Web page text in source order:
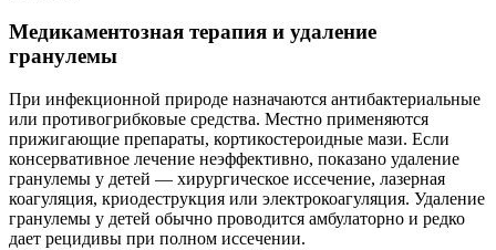
Медикаментозная терапия и удаление
гранулемы
При инфекционной природе назначаются антибактериальные
или противогрибковые средства. Местно применяются
прижигающие препараты, кортикостероидные мази. Если
консервативное лечение неэффективно, показано удаление
гранулемы у детей — хирургическое иссечение, лазерная
коагуляция, криодеструкция или электрокоагуляция. Удаление
гранулемы у детей обычно проводится амбулаторно и редко
дает рецидивы при полном иссечении.